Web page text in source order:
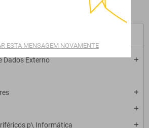
Dados Externo add
add
add
p\ Informática add
ESTA MENSAGEM NOVAMENTE